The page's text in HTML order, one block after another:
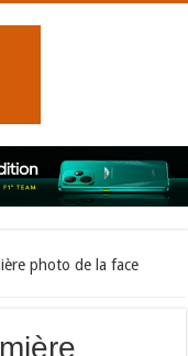
photo de la face